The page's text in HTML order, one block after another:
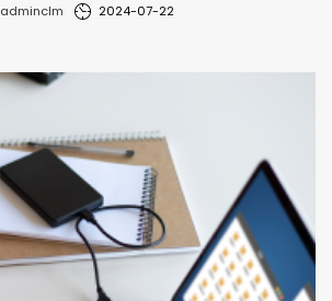
by
adminclm 2024-07-22